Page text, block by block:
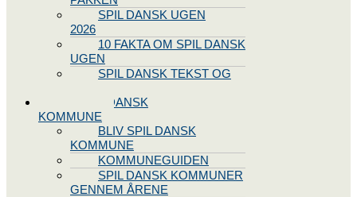
SPIL DANSK UGEN
2026
10 FAKTA OM SPIL DANSK
UGEN
SPIL DANSK TEKST OG
BLIV SPIL DANSK
KOMMUNE
BLIV SPIL DANSK
KOMMUNE
KOMMUNEGUIDEN
SPIL DANSK KOMMUNER
GENNEM ÅRENE